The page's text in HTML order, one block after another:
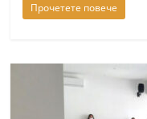
Прочетете повече